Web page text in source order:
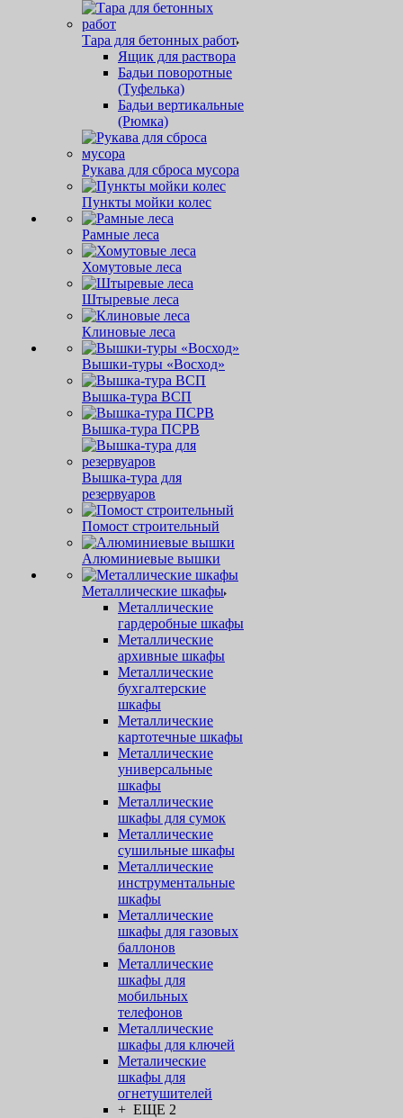
Тара для бетонных работ
Ящик для раствора
Бадьи поворотные
(Туфелька)
Бадьи вертикальные
(Рюмка)
Рукава для сброса мусора
Пункты мойки колес
Рамные леса
Хомутовые леса
Штыревые леса
Клиновые леса
Вышки-туры «Восход»
Вышка-тура ВСП
Вышка-тура ПСРВ
Вышка-тура для
резервуаров
Помост строительный
Алюминиевые вышки
Металлические шкафы
Металлические
гардеробные шкафы
Металлические
архивные шкафы
Металлические
бухгалтерские
шкафы
Металлические
картотечные шкафы
Металлические
универсальные
шкафы
Металлические
шкафы для сумок
Металлические
сушильные шкафы
Металлические
инструментальные
шкафы
Металлические
шкафы для газовых
баллонов
Металлические
шкафы для
мобильных
телефонов
Металлические
шкафы для ключей
Металические
шкафы для
огнетушителей
+ ЕЩЕ 2